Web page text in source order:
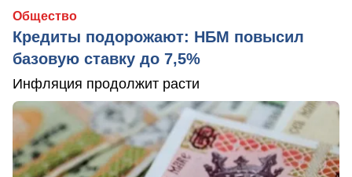
Общество
Кредиты подорожают: НБМ повысил
базовую ставку до 7,5%
Инфляция продолжит расти